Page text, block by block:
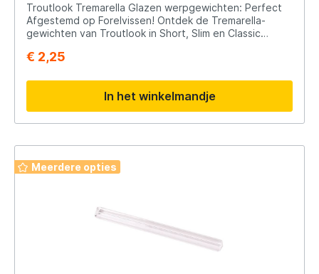
Troutlook Tremarella Glazen werpgewichten: Perfect
Afgestemd op Forelvissen! Ontdek de Tremarella-
gewichten van Troutlook in Short, Slim en Classic
minder opvallendheid onder water. Deze gewichten
nauwkeurige worpen en effectieve presentatie.
Veelzijdigheid: Geschikt voor sleepmontages,
dobbermontages en meer. Hoogwaardig Materiaal:
Duurzaamheid en betrouwbaarheid voor succesvol
verbeter je viservaring met hoogwaardige gewichten
die de forel naar je aas lokken!
€ 2,25
In het winkelmandje
Meerdere opties